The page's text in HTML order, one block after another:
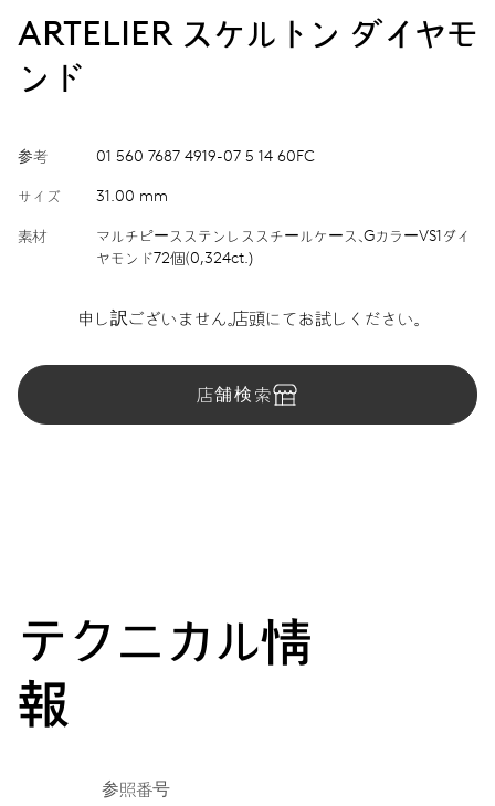
ARTELIER スケルトン ダイヤモ
ンド
参考 01 560 7687 4919-07 5 14 60FC
サイズ 31.00 mm
素材
マルチピースステンレススチールケース、GカラーVS1ダイ
ヤモンド72個（0,324ct.)
申し訳ございません。店頭にてお試しください。
店舗検索
テクニカル情
報
参照番号